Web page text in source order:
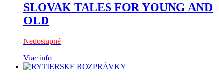
SLOVAK TALES FOR YOUNG AND
OLD
Nedostupné
Viac info